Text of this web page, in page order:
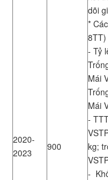
2020-
2023
900
dõi
*
8TT)
- Tỷ
Mái
Mái
-
kg;
-